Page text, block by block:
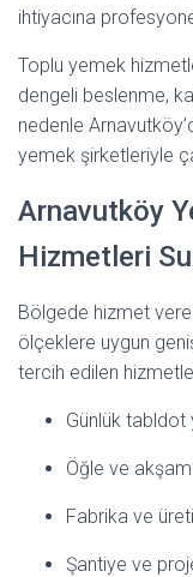
ihtiyacına
Toplu yemek
dengeli beslenme,
nedenle
yemek şirketleriyle
Arnavutköy
Hizmetleri
Bölgede hizmet
ölçeklere uygun
tercih edilen
Günlük
Öğle ve
Fabrika ve
Şantiye ve